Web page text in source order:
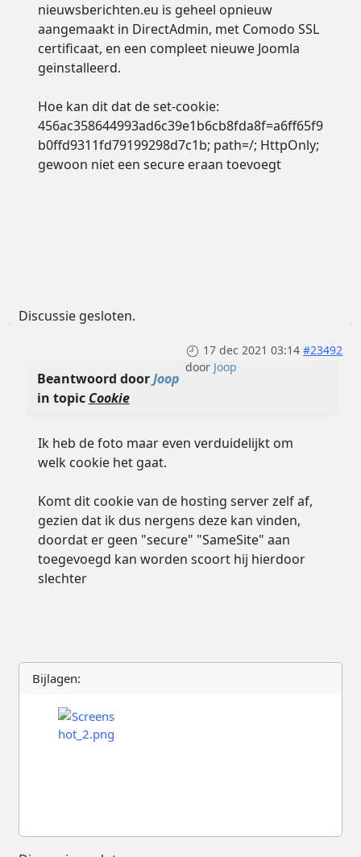
nieuwsberichten.eu is geheel opnieuw
aangemaakt in DirectAdmin, met Comodo SSL
certificaat, en een compleet nieuwe Joomla
geinstalleerd.
Hoe kan dit dat de set-cookie:
456ac358644993ad6c39e1b6cb8fda8f=a6ff65f9
b0ffd9311fd79199298d7c1b; path=/; HttpOnly;
gewoon niet een secure eraan toevoegt
Discussie gesloten.
17 dec 2021 03:14 #23492
door Joop
Beantwoord doorJoop
in topic Cookie
Ik heb de foto maar even verduidelijkt om
welk cookie het gaat.
Komt dit cookie van de hosting server zelf af,
gezien dat ik dus nergens deze kan vinden,
doordat er geen "secure" "SameSite" aan
toegevoegd kan worden scoort hij hierdoor
slechter
Bijlagen: